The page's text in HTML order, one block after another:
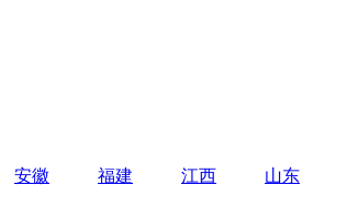
安徽 福建 江西 山东